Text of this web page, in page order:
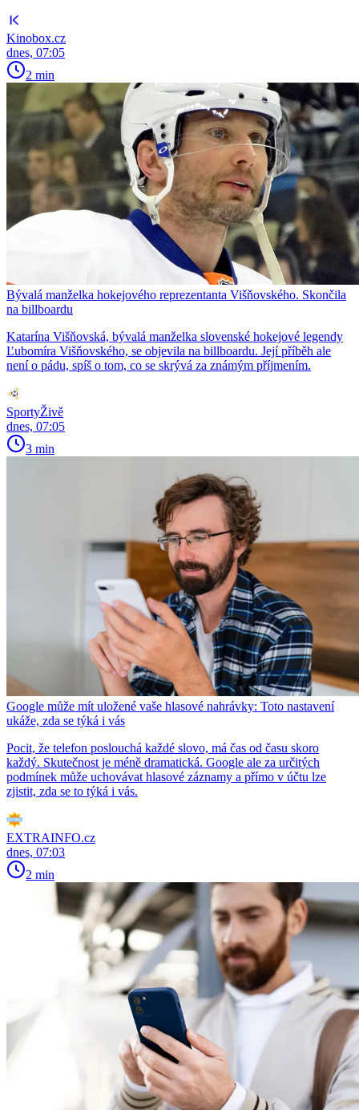
Kinobox.cz
dnes, 07:05
2 min
Bývalá manželka hokejového reprezentanta Višňovského. Skončila
na billboardu
Katarína Višňovská, bývalá manželka slovenské hokejové legendy
Ľubomíra Višňovského, se objevila na billboardu. Její příběh ale
není o pádu, spíš o tom, co se skrývá za známým příjmením.
SportyŽivě
dnes, 07:05
3 min
Google může mít uložené vaše hlasové nahrávky: Toto nastavení
ukáže, zda se týká i vás
Pocit, že telefon poslouchá každé slovo, má čas od času skoro
každý. Skutečnost je méně dramatická. Google ale za určitých
podmínek může uchovávat hlasové záznamy a přímo v účtu lze
zjistit, zda se to týká i vás.
EXTRAINFO.cz
dnes, 07:03
2 min